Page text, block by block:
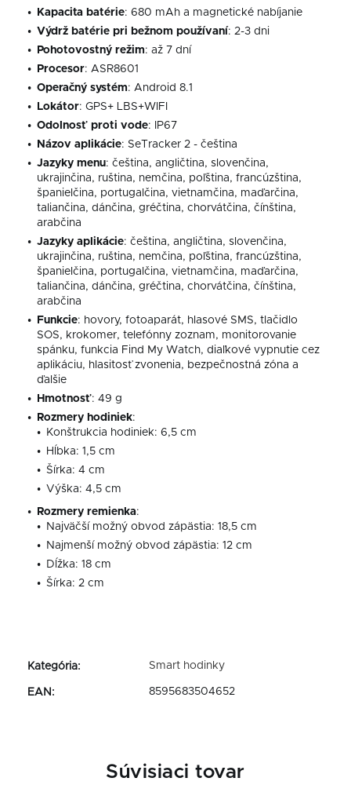
Kapacita batérie: 680 mAh a magnetické nabíjanie
Výdrž batérie pri bežnom používaní: 2-3 dni
Pohotovostný režim: až 7 dní
Procesor: ASR8601
Operačný systém: Android 8.1
Lokátor: GPS+ LBS+WIFI
Odolnosť proti vode: IP67
Názov aplikácie: SeTracker 2 - čeština
Jazyky menu: čeština, angličtina, slovenčina,
ukrajinčina, ruština, nemčina, poľština, francúzština,
španielčina, portugalčina, vietnamčina, maďarčina,
taliančina, dánčina, gréčtina, chorvátčina, čínština,
arabčina
Jazyky aplikácie: čeština, angličtina, slovenčina,
ukrajinčina, ruština, nemčina, poľština, francúzština,
španielčina, portugalčina, vietnamčina, maďarčina,
taliančina, dánčina, gréčtina, chorvátčina, čínština,
arabčina
Funkcie: hovory, fotoaparát, hlasové SMS, tlačidlo
SOS, krokomer, telefónny zoznam, monitorovanie
spánku, funkcia Find My Watch, diaľkové vypnutie cez
aplikáciu, hlasitosť zvonenia, bezpečnostná zóna a
ďalšie
Hmotnosť: 49 g
Rozmery hodiniek:
Konštrukcia hodiniek: 6,5 cm
Hĺbka: 1,5 cm
Šírka: 4 cm
Výška: 4,5 cm
Rozmery remienka:
Najväčší možný obvod zápästia: 18,5 cm
Najmenší možný obvod zápästia: 12 cm
Dĺžka: 18 cm
Šírka: 2 cm
Kategória: Smart hodinky
EAN : 8595683504652
Súvisiaci tovar